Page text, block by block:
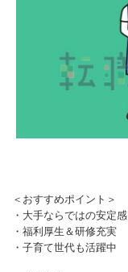
＜おすすめポイント＞
・大手ならではの安定感
・福利厚生＆研修充実
・子育て世代も活躍中